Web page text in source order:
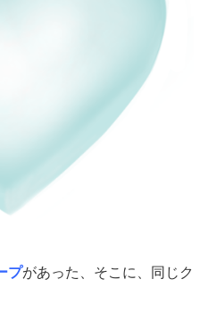
プがあった、そこに、同じク